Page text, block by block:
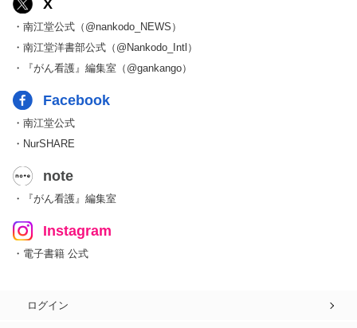
X
・南江堂公式（@nankodo_NEWS）
・南江堂洋書部公式（@Nankodo_Intl）
・『がん看護』編集室（@gankango）
Facebook
・南江堂公式
・NurSHARE
note
・『がん看護』編集室
Instagram
・電子書籍 公式
ログイン